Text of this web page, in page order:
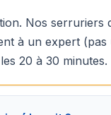
Nos serruriers
à un expert
20 à 30 minutes.